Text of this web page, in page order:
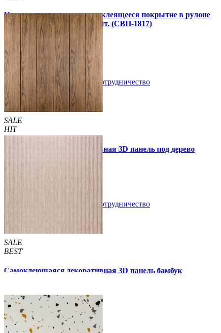
Напольное виниловое самоклеящееся покрытие в рулоне
3000х600х1,5мм, цена за 1 шт. (СВП-1817)
990 грн. 1 390 грн.
Купить В закладки Сотрудничество
SALE
HIT
Самоклеющаяся декоративная 3D панель под дерево
Сотрудничество
SALE
BEST
Самоклеющаяся декоративная 3D панель бамбук
129 грн. /шт 160 грн. /шт